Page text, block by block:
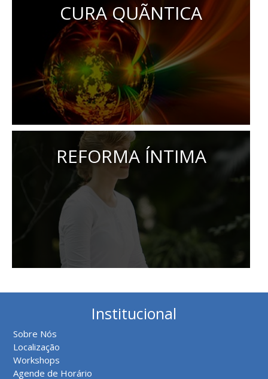
CURA QUÃNTICA
REFORMA ÍNTIMA
Institucional
Sobre Nós
Localização
Workshops
Agende de Horário